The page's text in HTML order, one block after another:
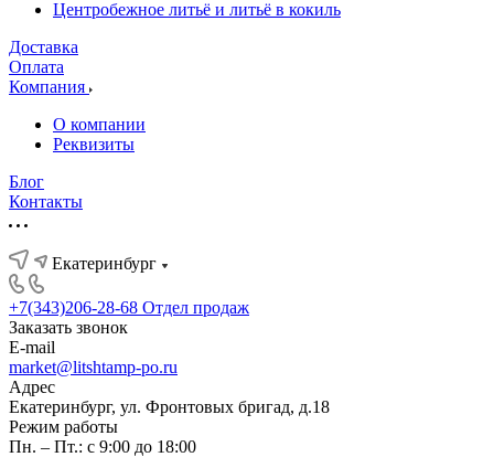
Центробежное литьё и литьё в кокиль
Доставка
Оплата
Компания
О компании
Реквизиты
Блог
Контакты
Екатеринбург
+7(343)206-28-68 Отдел продаж
Заказать звонок
E-mail
market@litshtamp-po.ru
Адрес
Екатеринбург, ул. Фронтовых бригад, д.18
Режим работы
Пн. – Пт.: с 9:00 до 18:00